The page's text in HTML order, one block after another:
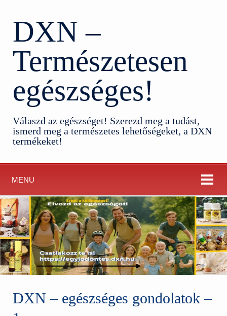
DXN –
Természetesen
egészséges!
Válaszd az egészséget! Szerezd meg a tudást,
ismerd meg a természetes lehetőségeket, a DXN
termékeket!
MENU
DXN – egészséges gondolatok –